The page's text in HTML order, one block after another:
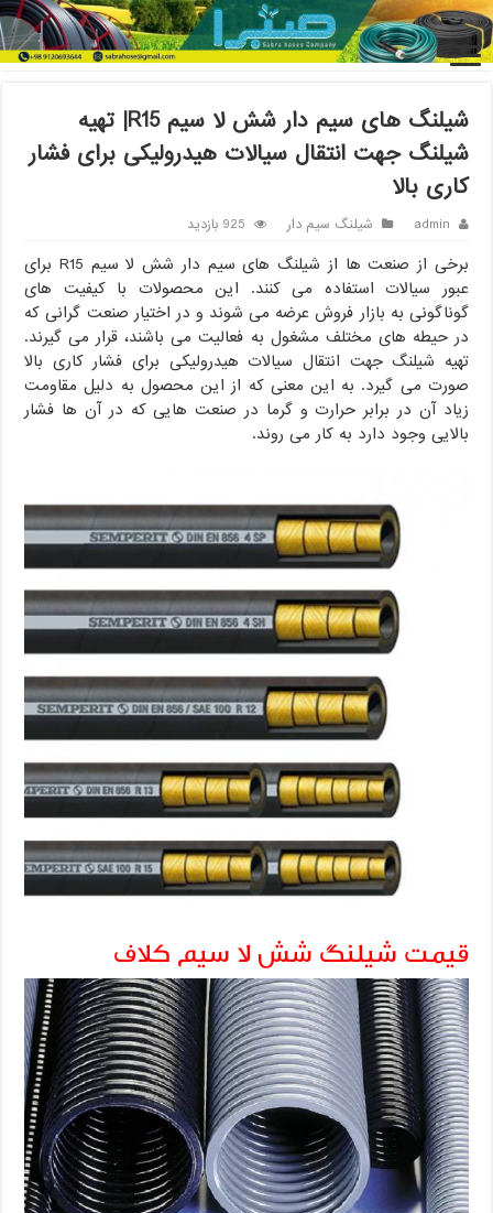
خانه / شیلنگ سیم دار /
شیلنگ های سیم دار شش لا سیم R15| تهیه
شیلنگ جهت انتقال سیالات هیدرولیکی برای فشار کاری بالا
شیلنگ های سیم دار شش لا سیم R15| تهیه
شیلنگ جهت انتقال سیالات هیدرولیکی برای فشار
کاری بالا
admin شیلنگ سیم دار 925 بازدید
برخی از صنعت ها از شیلنگ های سیم دار شش لا سیم R15 برای
عبور سیالات استفاده می کنند. این محصولات با کیفیت های
گوناگونی به بازار فروش عرضه می شوند و در اختیار صنعت گرانی که
در حیطه های مختلف مشغول به فعالیت می باشند، قرار می گیرند.
تهیه شیلنگ جهت انتقال سیالات هیدرولیکی برای فشار کاری بالا
صورت می گیرد. به این معنی که از این محصول به دلیل مقاومت
زیاد آن در برابر حرارت و گرما در صنعت هایی که در آن ها فشار
بالایی وجود دارد به کار می روند.
قیمت شیلنگ شش لا سیم کلاف